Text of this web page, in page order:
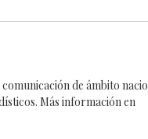
de ámbito
Más información en